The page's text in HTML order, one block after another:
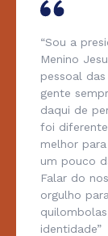
“Sou a
Menino
pessoal
gente
daqui de
foi
melhor
um pouco
Falar do
orgulho
identidade”